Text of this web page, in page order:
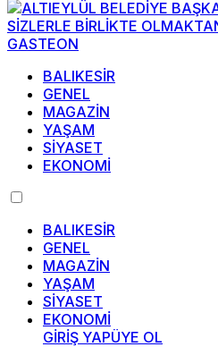
BALIKESİR
GENEL
MAGAZİN
YAŞAM
SİYASET
EKONOMİ
BALIKESİR
GENEL
MAGAZİN
YAŞAM
SİYASET
EKONOMİ
GİRİŞ YAPÜYE OL